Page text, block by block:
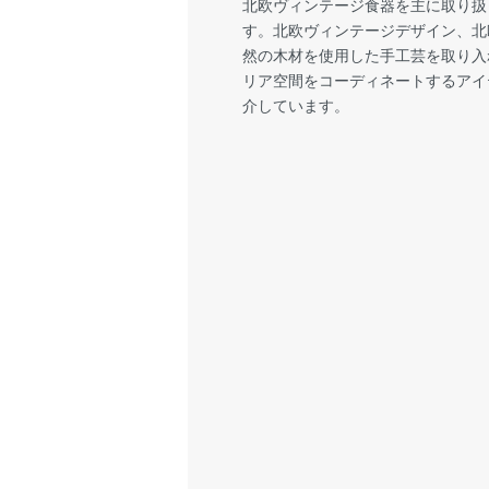
北欧ヴィンテージ食器を主に取り
す。北欧ヴィンテージデザイン、
然の木材を使用した手工芸を取り
リア空間をコーディネートするア
介しています。